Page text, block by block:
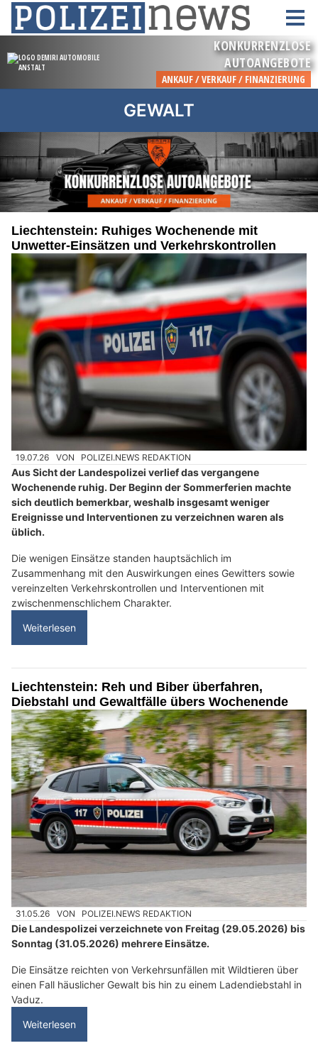
GEWALT
Liechtenstein: Ruhiges Wochenende mit
Unwetter-Einsätzen und Verkehrskontrollen
19.07.26 VON POLIZEI.NEWS REDAKTION
Aus Sicht der Landespolizei verlief das vergangene
Wochenende ruhig. Der Beginn der Sommerferien machte
sich deutlich bemerkbar, weshalb insgesamt weniger
Ereignisse und Interventionen zu verzeichnen waren als
üblich.
Die wenigen Einsätze standen hauptsächlich im
Zusammenhang mit den Auswirkungen eines Gewitters sowie
vereinzelten Verkehrskontrollen und Interventionen mit
zwischenmenschlichem Charakter.
Weiterlesen
Liechtenstein: Reh und Biber überfahren,
Diebstahl und Gewaltfälle übers Wochenende
31.05.26 VON POLIZEI.NEWS REDAKTION
Die Landespolizei verzeichnete von Freitag (29.05.2026) bis
Sonntag (31.05.2026) mehrere Einsätze.
Die Einsätze reichten von Verkehrsunfällen mit Wildtieren über
einen Fall häuslicher Gewalt bis hin zu einem Ladendiebstahl in
Vaduz.
Weiterlesen